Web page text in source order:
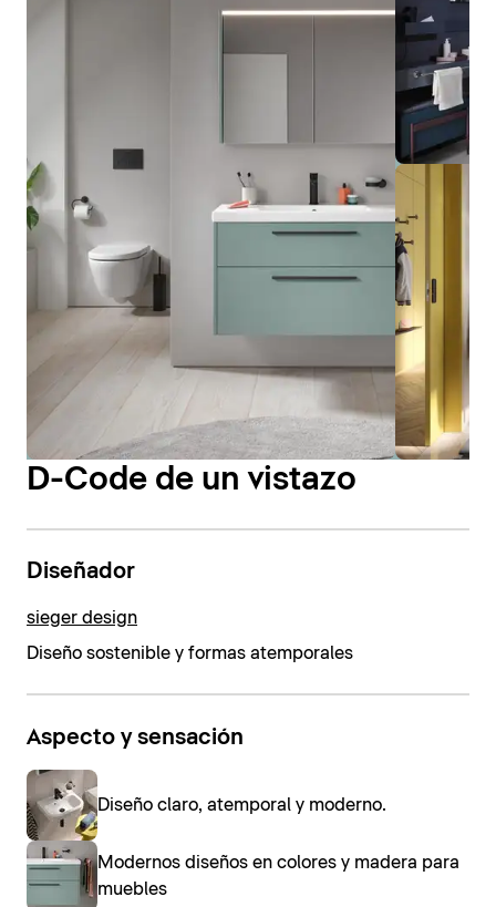
D-Code de un vistazo
Diseñador
sieger design
Diseño sostenible y formas atemporales
Aspecto y sensación
Diseño claro, atemporal y moderno.
Modernos diseños en colores y madera para
muebles